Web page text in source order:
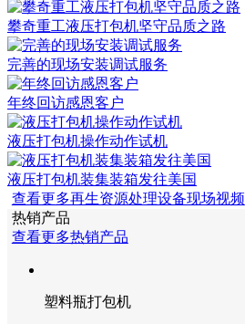
攀奇重工液压打包机坚守品质之路
完善的现场安装调试服务
年终回访感恩客户
液压打包机操作动作试机
液压打包机装集装箱发往美国
查看更多再生资源处理设备现场视频
热销产品
查看更多热销产品
塑料瓶打包机